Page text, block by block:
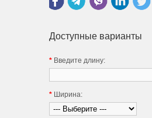
Доступные варианты
* Введите длину:
* Ширина: